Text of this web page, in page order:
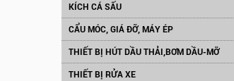
KÍCH CÁ SẤU
CẨU MÓC, GIÁ ĐỠ, MÁY ÉP
THIẾT BỊ HÚT DẦU THẢI,BƠM DẦU-MỠ
THIẾT BỊ RỬA XE